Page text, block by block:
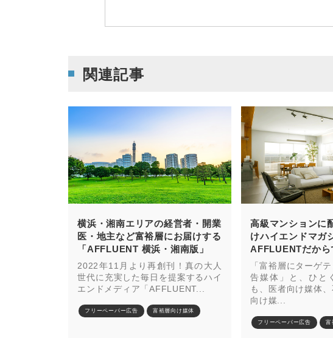
関連記事
横浜・湘南エリアの経営者・開業
医・地主など富裕層にお届けする
「AFFLUENT 横浜・湘南版」
2022年11月より再創刊！真の大人
世代に充実した毎日を提案するハイ
エンドメディア「AFFLUENT...
フリーペーパー広告 富裕層向け媒体
高級マンションに
けハイエンドマガ
AFFLUENTだから
「富裕層にターゲ
告媒体」と、ひと
も、医者向け媒体
向け媒...
フリーペーパー広告 富